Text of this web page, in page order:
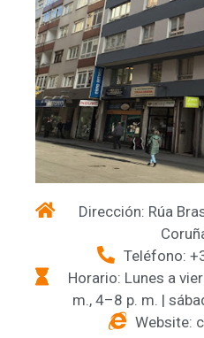
Dirección: Rúa
Teléfono:
Horario: Lunes a
m., 4–8 p. m. |
Website: